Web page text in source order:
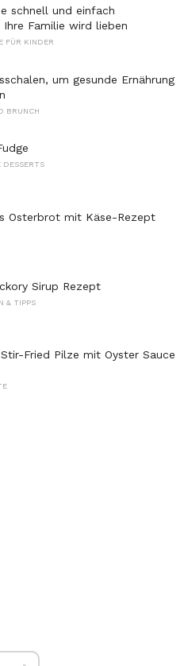
schnell und einfach
Ihre Familie wird lieben
FÜR KINDER
um gesunde Ernährung
BRUNCH
DESSERTS
Osterbrot mit Käse-Rezept
Sirup Rezept
& TIPPS
Fried Pilze mit Oyster Sauce